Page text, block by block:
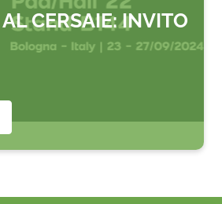
CERSAIE: INVITO